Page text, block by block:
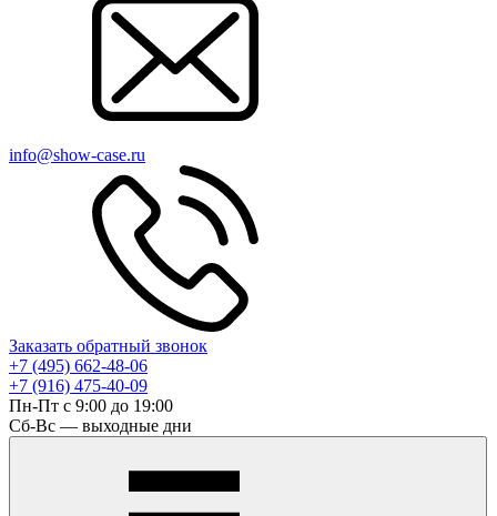
info@show-case.ru
Заказать обратный звонок
+7 (495) 662-48-06
+7 (916) 475-40-09
Пн-Пт с 9:00 до 19:00
Сб-Вс — выходные дни